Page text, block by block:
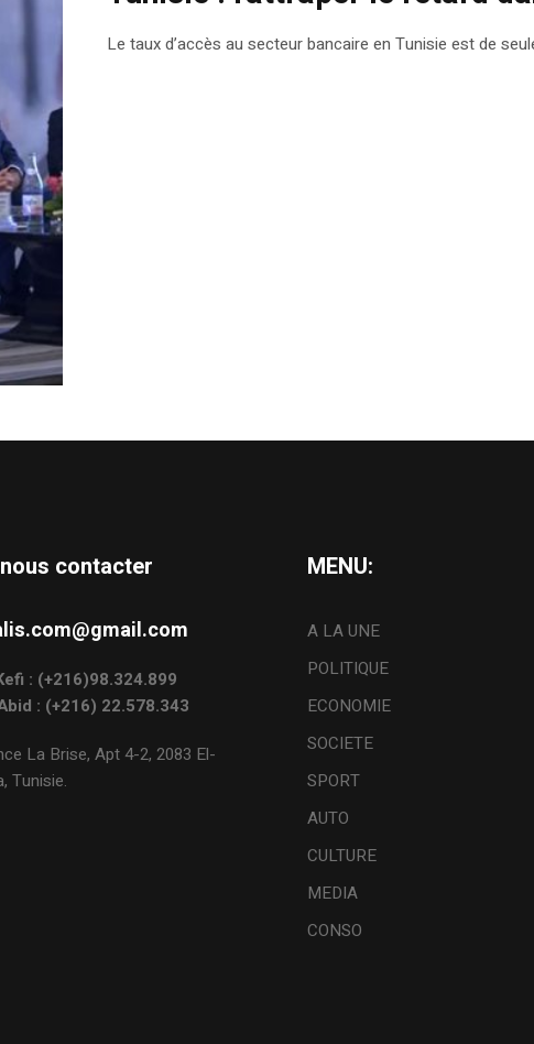
Le taux d’accès au secteur bancaire en Tunisie est de
contacter
: (+216)98.324.899
: (+216) 22.578.343
La Brise, Apt 4-2, 2083 El-
Tunisie.
MENU:
A LA UNE
POLITIQUE
ECONOMIE
SOCIETE
SPORT
AUTO
CULTURE
MEDIA
CONSO